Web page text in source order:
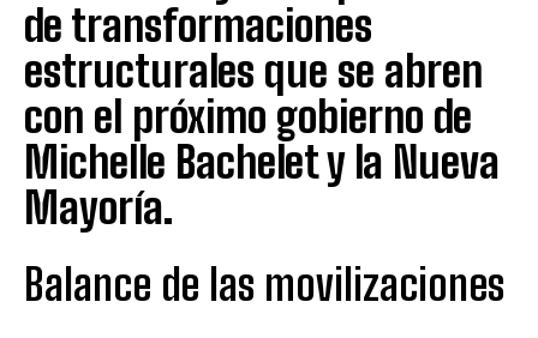
de transformaciones
estructurales que se abren
con el próximo gobierno de
Michelle Bachelet y la Nueva
Mayoría.
Balance de las movilizaciones